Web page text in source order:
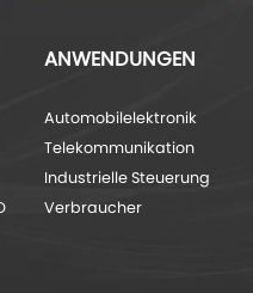
ANWENDUNGEN
Automobilelektronik
Telekommunikation
Industrielle Steuerung
Verbraucher